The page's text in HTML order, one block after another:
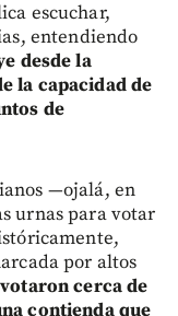
escuchar,
entendiendo
desde la
la capacidad de
de
—ojalá, en
urnas para votar
por altos
cerca de
contienda que